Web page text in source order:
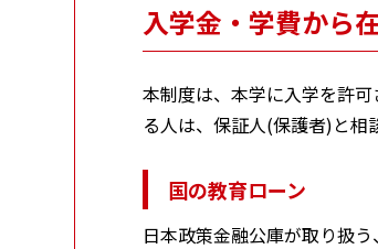
入学金・学費から
本制度は、本学に入学を許
る人は、保証人(保護者)と相
国の教育ローン
日本政策金融公庫が取り扱